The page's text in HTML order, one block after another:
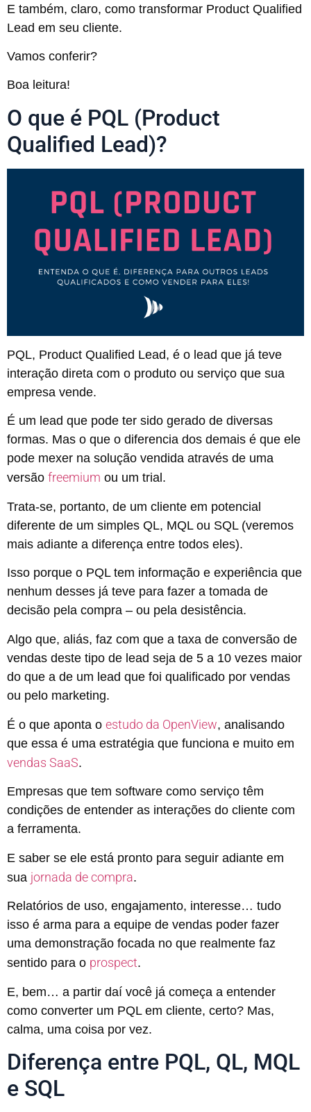
E também, claro, como transformar Product Qualified
Lead em seu cliente.
Vamos conferir?
Boa leitura!
O que é PQL (Product
Qualified Lead)?
PQL, Product Qualified Lead, é o lead que já teve
interação direta com o produto ou serviço que sua
empresa vende.
É um lead que pode ter sido gerado de diversas
formas. Mas o que o diferencia dos demais é que ele
pode mexer na solução vendida através de uma
versão freemium ou um trial.
Trata-se, portanto, de um cliente em potencial
diferente de um simples QL, MQL ou SQL (veremos
mais adiante a diferença entre todos eles).
Isso porque o PQL tem informação e experiência que
nenhum desses já teve para fazer a tomada de
decisão pela compra – ou pela desistência.
Algo que, aliás, faz com que a taxa de conversão de
vendas deste tipo de lead seja de 5 a 10 vezes maior
do que a de um lead que foi qualificado por vendas
ou pelo marketing.
É o que aponta o estudo da OpenView, analisando
que essa é uma estratégia que funciona e muito em
vendas SaaS.
Empresas que tem software como serviço têm
condições de entender as interações do cliente com
a ferramenta.
E saber se ele está pronto para seguir adiante em
sua jornada de compra.
Relatórios de uso, engajamento, interesse… tudo
isso é arma para a equipe de vendas poder fazer
uma demonstração focada no que realmente faz
sentido para o prospect.
E, bem… a partir daí você já começa a entender
como converter um PQL em cliente, certo? Mas,
calma, uma coisa por vez.
Diferença entre PQL, QL, MQL
e SQL